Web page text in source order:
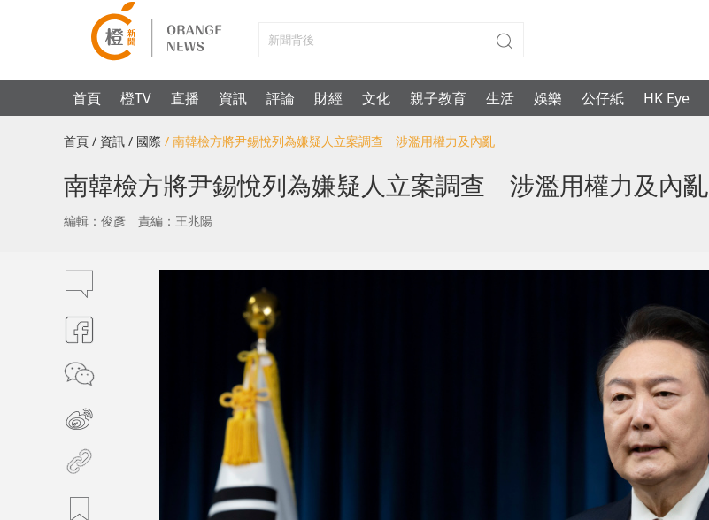
首頁 橙TV 直播 資訊 評論 財經 文化 親子教育 生活 娛樂 公仔紙 HK Eye
首頁 / 資訊 / 國際 / 南韓檢方將尹錫悅列為嫌疑人立案調查 涉濫用權力及內亂
南韓檢方將尹錫悅列為嫌疑人立案調查 涉濫用權力及內亂
編輯：俊彥 責編：王兆陽